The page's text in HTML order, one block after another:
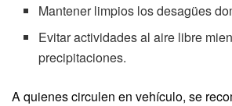
Mantener limpios los desagües
Evitar actividades al aire libre
precipitaciones.
A quienes circulen en vehículo, se